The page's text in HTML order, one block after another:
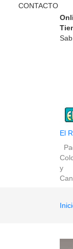
CONTACTO
El
y